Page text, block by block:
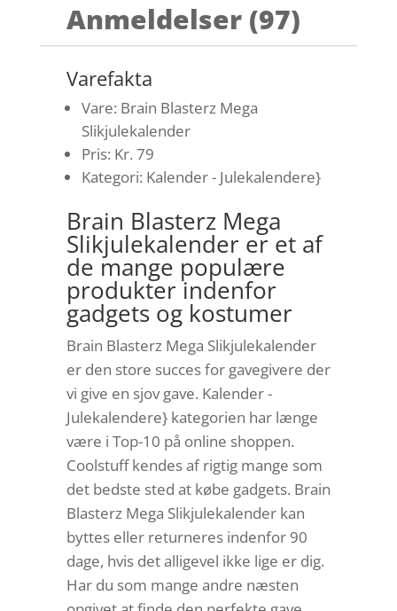
Anmeldelser (97)
Varefakta
Vare: Brain Blasterz Mega
Slikjulekalender
Pris: Kr. 79
Kategori: Kalender - Julekalendere}
Brain Blasterz Mega
Slikjulekalender er et af
de mange populære
produkter indenfor
gadgets og kostumer
Brain Blasterz Mega Slikjulekalender
er den store succes for gavegivere der
vi give en sjov gave. Kalender -
Julekalendere} kategorien har længe
være i Top-10 på online shoppen.
Coolstuff kendes af rigtig mange som
det bedste sted at købe gadgets. Brain
Blasterz Mega Slikjulekalender kan
byttes eller returneres indenfor 90
dage, hvis det alligevel ikke lige er dig.
Har du som mange andre næsten